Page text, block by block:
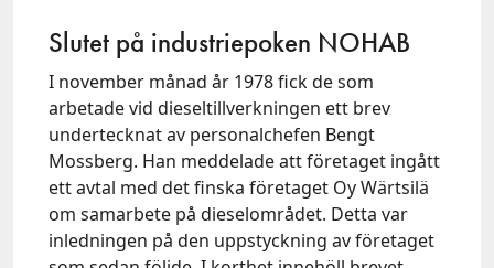
Slutet på industriepoken NOHAB
I november månad år 1978 fick de som
arbetade vid dieseltillverkningen ett brev
undertecknat av personalchefen Bengt
Mossberg. Han meddelade att företaget ingått
ett avtal med det finska företaget Oy Wärtsilä
om samarbete på dieselområdet. Detta var
inledningen på den uppstyckning av företaget